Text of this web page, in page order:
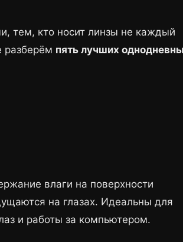
тем, кто носит линзы не каждый
разберём пять лучших
влаги на поверхности
на глазах. Идеальны для
и работы за компьютером.